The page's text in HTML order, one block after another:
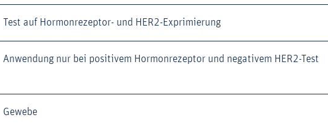
Test auf Hormonrezeptor- und HER2-Exprimierung
Anwendung nur bei positivem Hormonrezeptor und negativem HER2-Test
Gewebe